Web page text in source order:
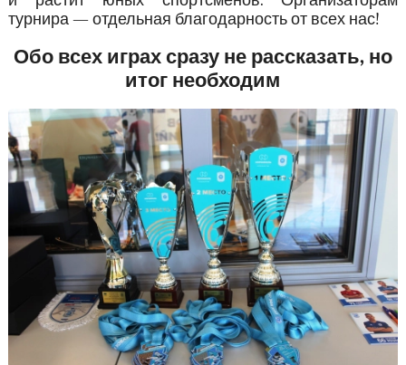
турнира — отдельная благодарность от всех нас!
Обо всех играх сразу не рассказать, но
итог необходим